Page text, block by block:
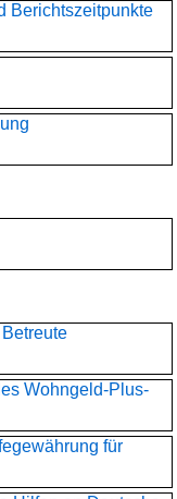
Berichtszeitpunkte
Wohngeld-Plus-
für